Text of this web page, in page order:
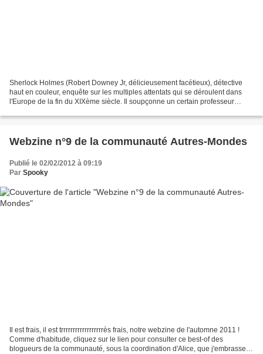
Sherlock Holmes (Robert Downey Jr, délicieusement facétieux), détective
haut en couleur, enquête sur les multiples attentats qui se déroulent dans
l'Europe de la fin du XIXème siècle. Il soupçonne un certain professeur
Webzine n°9 de la communauté Autres-Mondes
Publié le 02/02/2012 à 09:19
Par Spooky
Il est frais, il est trrrrrrrrrrrrrrrrrrès frais, notre webzine de l'automne 2011 !
Comme d'habitude, cliquez sur le lien pour consulter ce best-of des
blogueurs de la communauté, sous la coordination d'Alice, que j'embrasse